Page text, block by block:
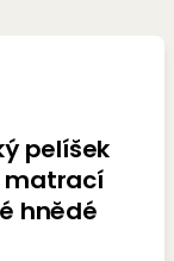
pelíšek
matrací
hnědé